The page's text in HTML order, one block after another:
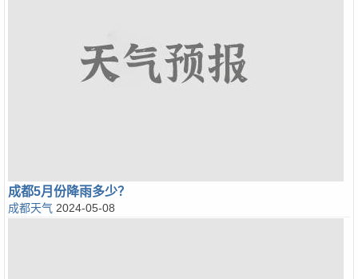
成都5月份降雨多少？
成都天气 2024-05-08